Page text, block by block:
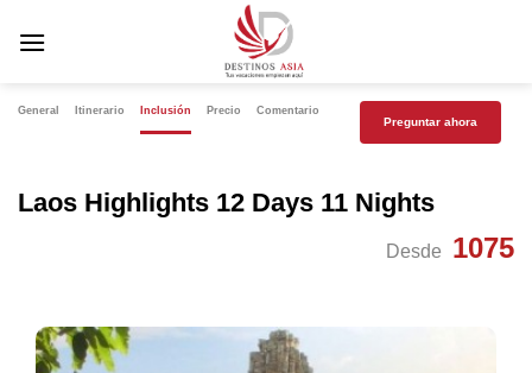
General Itinerario Inclusión Precio Comentario
Preguntar ahora
Laos Highlights 12 Days 11 Nights
Desde 1075